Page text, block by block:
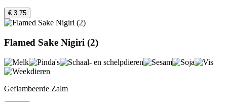
€ 3.75
Flamed Sake Nigiri (2)
Geflambeerde Zalm